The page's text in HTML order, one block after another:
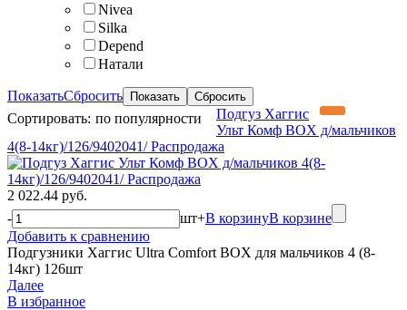
Nivea
Silka
Depend
Натали
ПоказатьСбросить
Сортировать: по популярности
Подгуз Хаггис
Ульт Комф BOX д/мальчиков
4(8-14кг)/126/9402041/ Распродажа
2 022.44 руб.
-
шт+В корзинуВ корзине
Добавить к сравнению
Подгузники Хаггис Ultra Comfort BOX для мальчиков 4 (8-
14кг) 126шт
Далее
В избранное